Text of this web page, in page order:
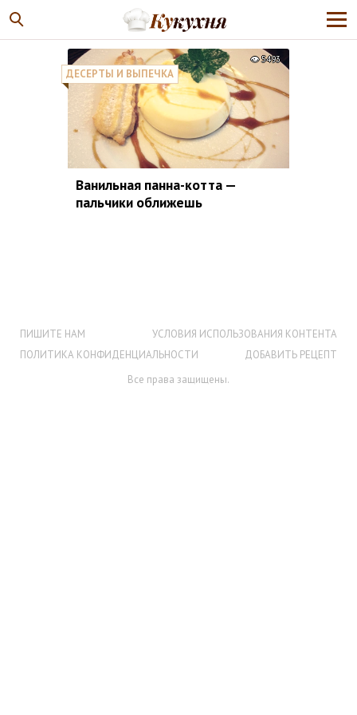
ДЕСЕРТЫ И ВЫПЕЧКА
5493
Ванильная панна-котта —
пальчики оближешь
ПИШИТЕ НАМ
УСЛОВИЯ ИСПОЛЬЗОВАНИЯ КОНТЕНТА
ПОЛИТИКА КОНФИДЕНЦИАЛЬНОСТИ
ДОБАВИТЬ РЕЦЕПТ
Все права защищены.